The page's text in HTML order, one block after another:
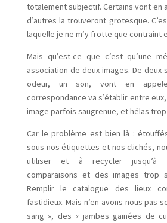
totalement subjectif. Certains vont en
d’autres la trouveront grotesque.
laquelle je ne m’y frotte que contraint
Mais qu’est-ce que c’est qu’une
association de deux images. De deux
odeur, un son, vont en
correspondance va s’établir entre
image parfois saugrenue, et hélas
Car le problème est bien là :
sous nos étiquettes et nos clichés,
utiliser et à recycler jusqu’à
comparaisons et des images trop
Remplir le catalogue des lieux
fastidieux. Mais n’en avons-nous pas
sang », des « jambes gainées de